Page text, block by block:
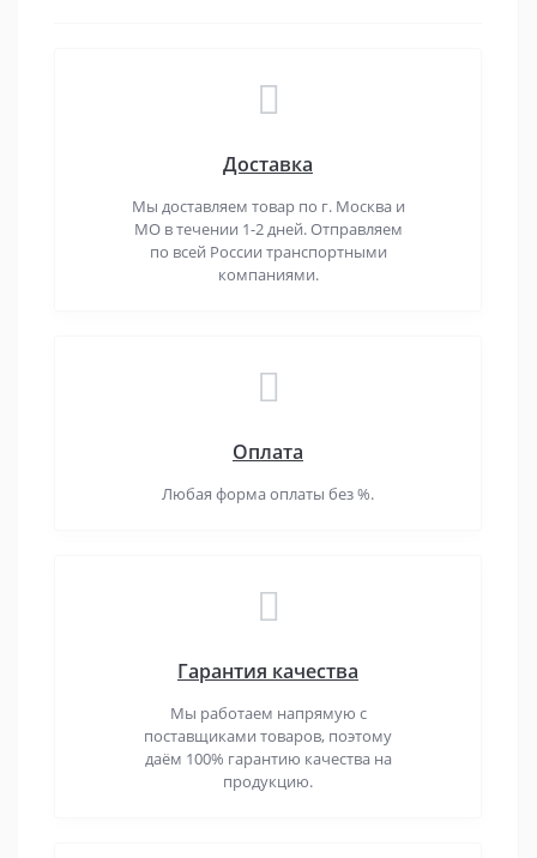
Доставка
Мы доставляем товар по г. Москва и
МО в течении 1-2 дней. Отправляем
по всей России транспортными
компаниями.
Оплата
Любая форма оплаты без %.
Гарантия качества
Мы работаем напрямую с
поставщиками товаров, поэтому
даём 100% гарантию качества на
продукцию.